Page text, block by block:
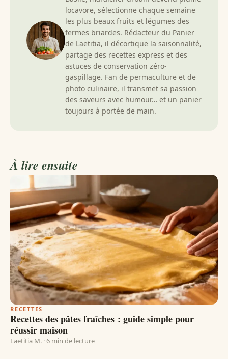
locavore, sélectionne chaque semaine
les plus beaux fruits et légumes des
fermes briardes. Rédacteur du Panier
de Laetitia, il décortique la saisonnalité,
partage des recettes express et des
astuces de conservation zéro-
gaspillage. Fan de permaculture et de
photo culinaire, il transmet sa passion
des saveurs avec humour… et un panier
toujours à portée de main.
À lire ensuite
RECETTES
Recettes des pâtes fraîches : guide simple pour
réussir maison
Laetitia M. · 6 min de lecture